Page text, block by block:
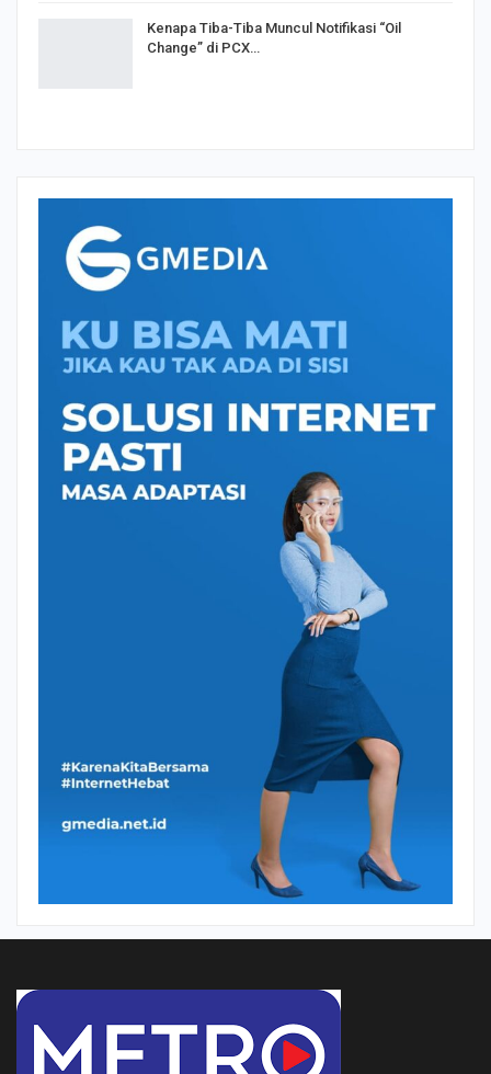
Kenapa Tiba-Tiba Muncul Notifikasi “Oil
Change” di PCX…